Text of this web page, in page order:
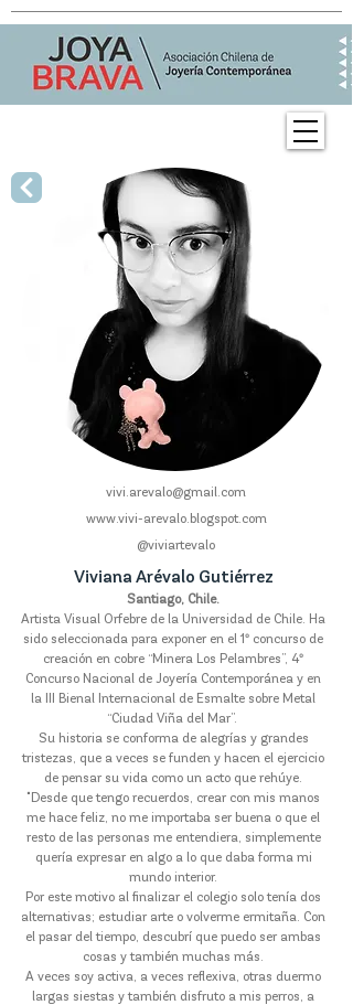
vivi.arevalo@gmail.com
www.vivi-arevalo.blogspot.com
@viviartevalo
Viviana Arévalo Gutiérrez
Santiago, Chile.
Artista Visual Orfebre de la Universidad de Chile. Ha
sido seleccionada para exponer en el 1º concurso de
creación en cobre “Minera Los Pelambres”, 4º
Concurso Nacional de Joyería Contemporánea y en
la III Bienal Internacional de Esmalte sobre Metal
“Ciudad Viña del Mar”.
Su historia se conforma de alegrías y grandes
tristezas, que a veces se funden y hacen el ejercicio
de pensar su vida como un acto que rehúye.
"Desde que tengo recuerdos, crear con mis manos
me hace feliz, no me importaba ser buena o que el
resto de las personas me entendiera, simplemente
quería expresar en algo a lo que daba forma mi
mundo interior.
Por este motivo al finalizar el colegio solo tenía dos
alternativas; estudiar arte o volverme ermitaña. Con
el pasar del tiempo, descubrí que puedo ser ambas
cosas y también muchas más.
A veces soy activa, a veces reflexiva, otras duermo
largas siestas y también disfruto a mis perros, a